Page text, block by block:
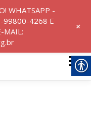
Menu
WHATSAPP -
99800-4268 E
MAIL:
+